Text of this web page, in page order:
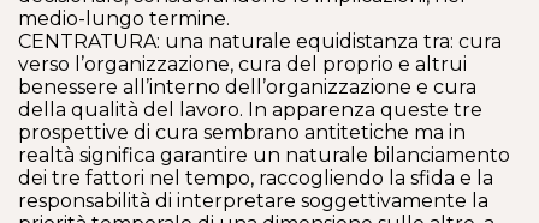
medio-lungo termine.
CENTRATURA: una naturale equidistanza tra: cura
verso l’organizzazione, cura del proprio e altrui
benessere all’interno dell’organizzazione e cura
della qualità del lavoro. In apparenza queste tre
prospettive di cura sembrano antitetiche ma in
realtà significa garantire un naturale bilanciamento
dei tre fattori nel tempo, raccogliendo la sfida e la
responsabilità di interpretare soggettivamente la